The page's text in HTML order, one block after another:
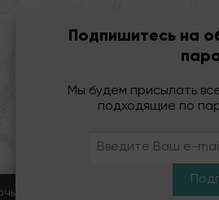
вам в навигации, а
Подпишитесь на
Мы будем присылать
подходящие по